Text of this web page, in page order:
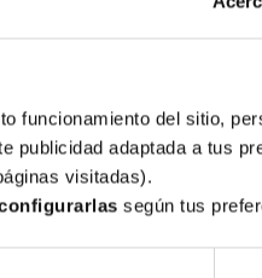
funcionamiento del sitio,
publicidad adaptada a tus
visitadas).
según tus